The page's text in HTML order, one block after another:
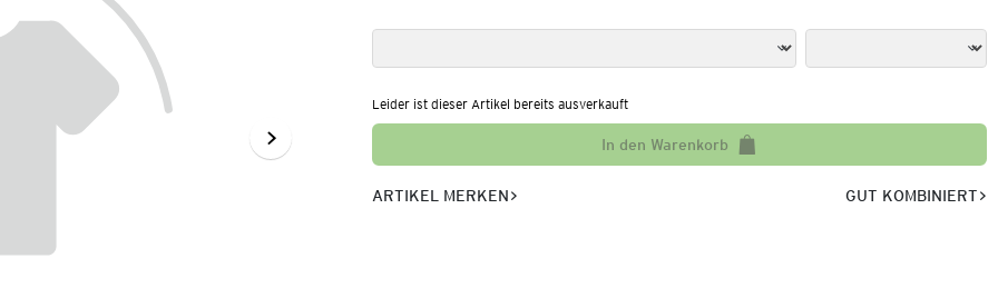
Leider ist dieser Artikel bereits ausverkauft
In den Warenkorb
ARTIKEL MERKEN GUT KOMBINIERT